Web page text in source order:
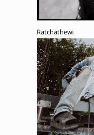
Ratchathewi